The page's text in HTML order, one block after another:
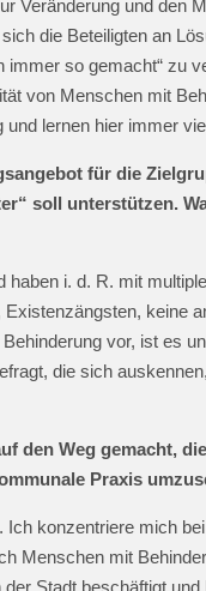
Veränderung und den
die Beteiligten an
immer so gemacht“ zu
von Menschen mit
lernen hier immer
für die
soll unterstützen.
haben i. d. R. mit
keine
vor, ist es
die sich
den Weg gemacht,
Praxis
konzentriere mich
Menschen mit
Stadt beschäftigt